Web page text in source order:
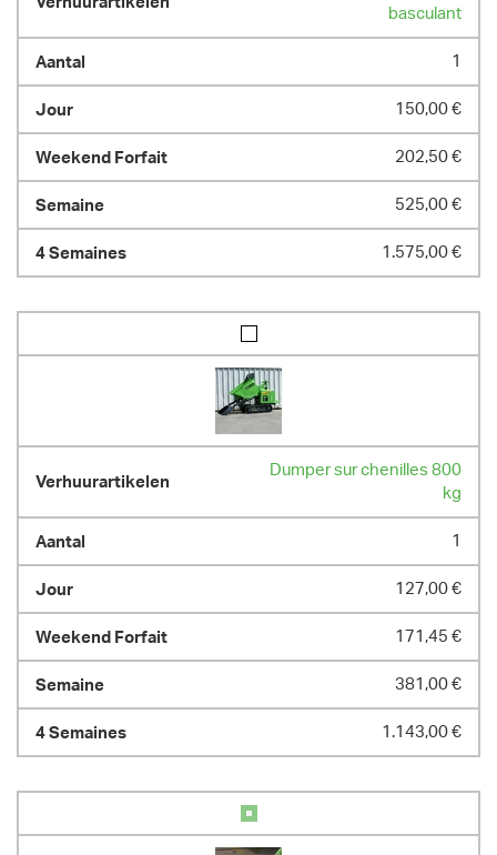
basculant
1
150,00 €
202,50 €
525,00 €
1.575,00 €
Dumper sur chenilles 800
kg
1
127,00 €
171,45 €
381,00 €
1.143,00 €